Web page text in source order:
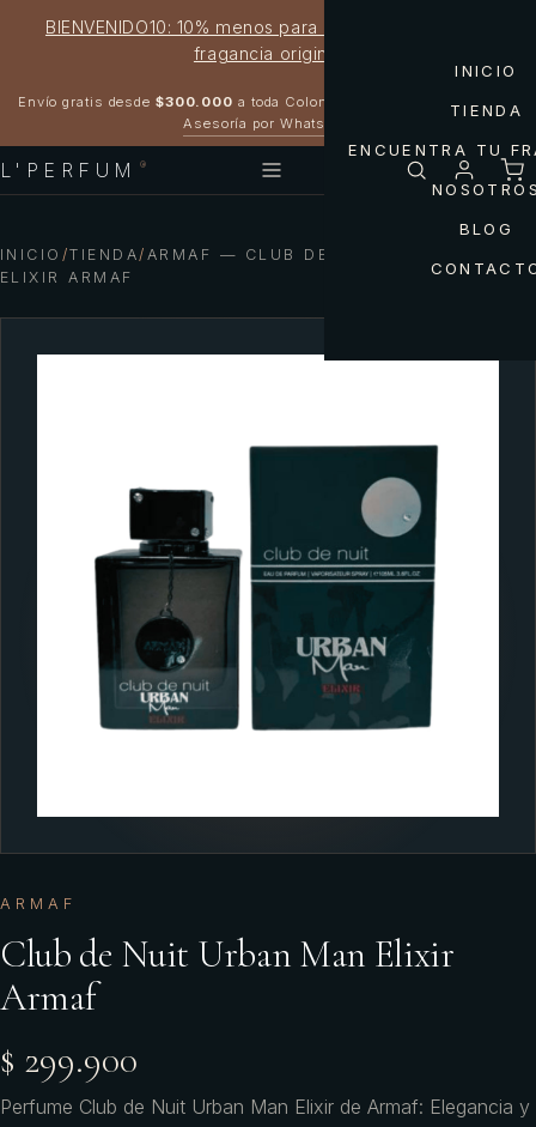
BIENVENIDO10: 10% menos para estrenar tu próxima
fragancia original
Envío gratis desde $300.000 a toda Colombia
Asesoría por WhatsApp
L'PERFUM ®
INICIO
TIENDA
ENCUENTRA TU
BLOG
INICIO /TIENDA/ ARMAF — CLUB DE NUIT URBAN MAN
ELIXIR ARMAF
ARMAF
Club de Nuit Urban Man Elixir
Armaf
$ 299.900
Perfume Club de Nuit Urban Man Elixir de Armaf: Elegancia y